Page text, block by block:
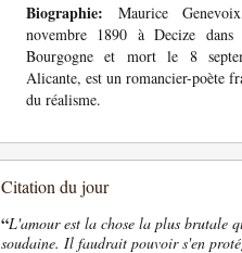
Biographie: Maurice
novembre 1890 à Decize
Bourgogne et mort le 8
Alicante, est un romancier-poète
du réalisme.
Citation du jour
“L'amour est la chose la plus brutale
soudaine. Il faudrait pouvoir s'en